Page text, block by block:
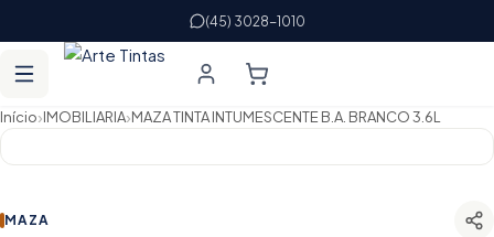
(45) 3028-1010
Início›IMOBILIARIA›MAZA TINTA INTUMESCENTE B.A. BRANCO 3.6L
MAZA